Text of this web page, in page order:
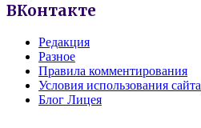
ВКонтакте
Редакция
Разное
Правила комментирования
Условия использования сайта
Блог Лицея